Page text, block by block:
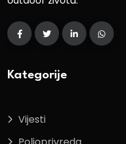
Kategorije
Vijesti